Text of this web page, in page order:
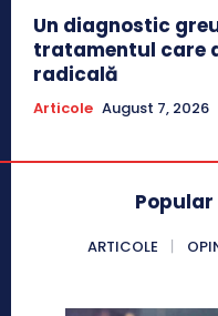
Un diagnostic
tratamentul care
radicală
Articole August 7, 2026
ARTICOLE